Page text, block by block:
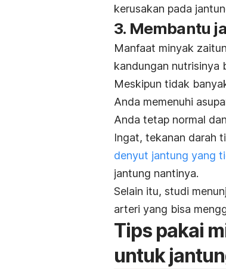
kerusakan pada
3. Membantu
Manfaat minyak
kandungan nutrisinya
Meskipun tidak
Anda memenuhi
Anda tetap normal
Ingat, tekanan darah
denyut jantung yang
jantung nantinya.
Selain itu, studi
arteri yang bisa
Tips pakai
untuk